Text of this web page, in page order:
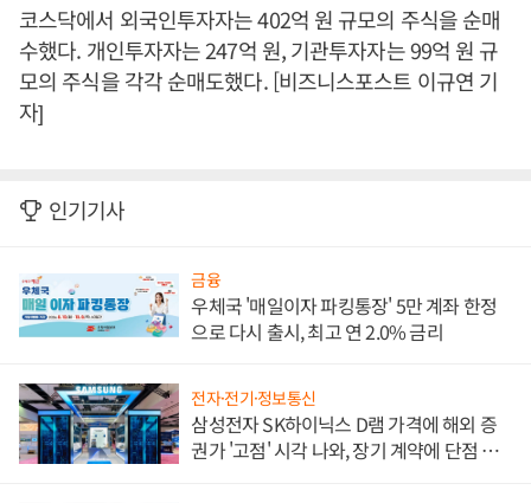
코스닥에서 외국인투자자는 402억 원 규모의 주식을 순매
수했다. 개인투자자는 247억 원, 기관투자자는 99억 원 규
모의 주식을 각각 순매도했다. [비즈니스포스트 이규연 기
자]
인기기사
금융
우체국 '매일이자 파킹통장' 5만 계좌 한정
으로 다시 출시, 최고 연 2.0% 금리
전자·전기·정보통신
삼성전자 SK하이닉스 D램 가격에 해외 증
권가 '고점' 시각 나와, 장기 계약에 단점 부